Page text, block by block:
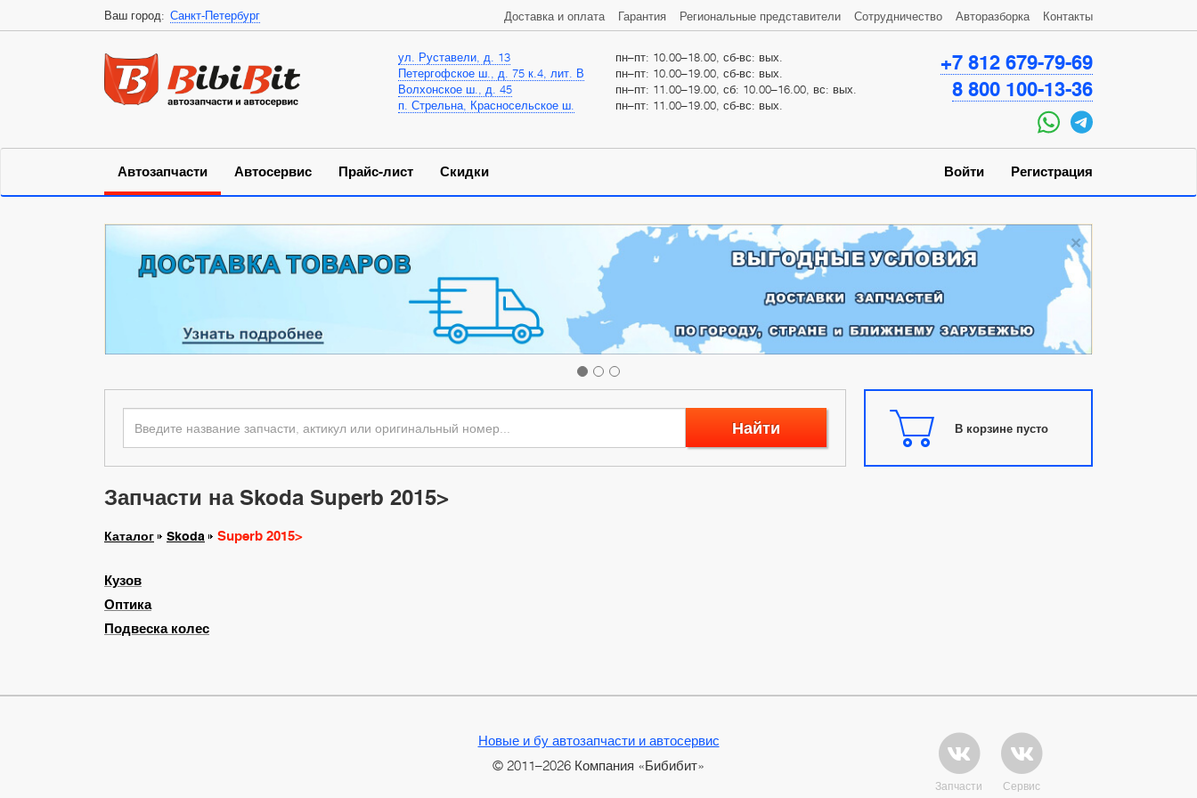
Ваш город: Санкт-Петербург
ул. Руставели, д. 13
пн–пт: 10.00–18.00, сб-вс: вых.
Петергофское ш., д. 75 к.4, лит. В
пн–пт: 10.00–19.00, сб-вс: вых.
Волхонское ш., д. 45
пн–пт: 11.00–19.00, сб: 10.00–16.00, вс: вых.
п. Стрельна, Красносельское ш.
пн–пт: 11.00–19.00, сб-вс: вых.
+7 812 679-79-69
8 800 100-13-36
Автозапчасти Автосервис Прайс-лист Скидки
Доставка и оплата Гарантия Региональные представители Сотрудничество Авторазборка Контакты
Войти Регистрация
×
Найти В корзине пусто
Запчасти на Skoda Superb 2015>
Каталог Skoda Superb 2015>
Кузов
Оптика
Подвеска колес
Новые и бу автозапчасти и автосервис
© 2011–2026 Компания «Бибибит»
Запчасти Сервис